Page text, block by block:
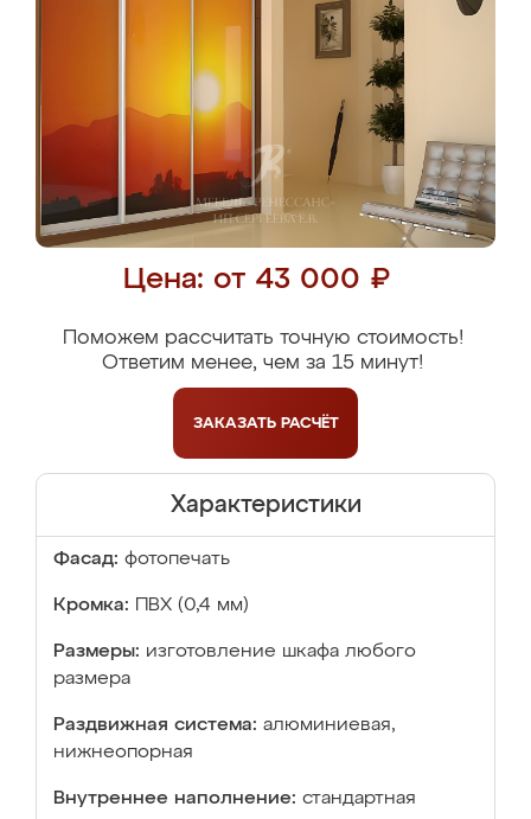
Цена: от 43 000 ₽
Поможем рассчитать точную стоимость!
Ответим менее, чем за 15 минут!
ЗАКАЗАТЬ РАСЧЁТ
Характеристики
Фасад: фотопечать
Кромка: ПВХ (0,4 мм)
Размеры: изготовление шкафа любого
размера
Раздвижная система: алюминиевая,
нижнеопорная
Внутреннее наполнение: стандартная